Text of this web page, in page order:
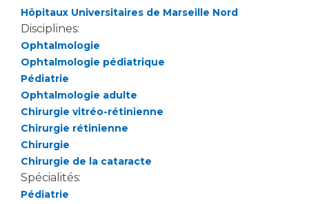
Mouvement Parcours Handicap 13
Activité physique
Cancer
Médecine nucléaire
Adresser un patient
Réseaux de soins
Adresser un examen au Laboratoire de Biologie
Médicale
Radiologie / Imagerie
Cancérologie
Les pôles d'activité médicale
Anatomie et Cytologie Pathologiques
Adresser un examen au Laboratoire d'Infectiologie
Centres de référence Maladies Rares
Plateforme d'Expertise Maladies Rares
Hôpitaux Universitaires de Marseille Nord
Disciplines:
Ophtalmologie
Ophtalmologie pédiatrique
Pédiatrie
Ophtalmologie adulte
Chirurgie vitréo-rétinienne
Chirurgie rétinienne
Chirurgie
Chirurgie de la cataracte
Spécialités:
Pédiatrie